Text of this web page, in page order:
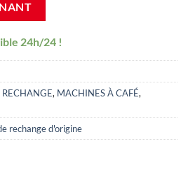
24h/24 !
RECHANGE, MACHINES À CAFÉ,
rechange d'origine